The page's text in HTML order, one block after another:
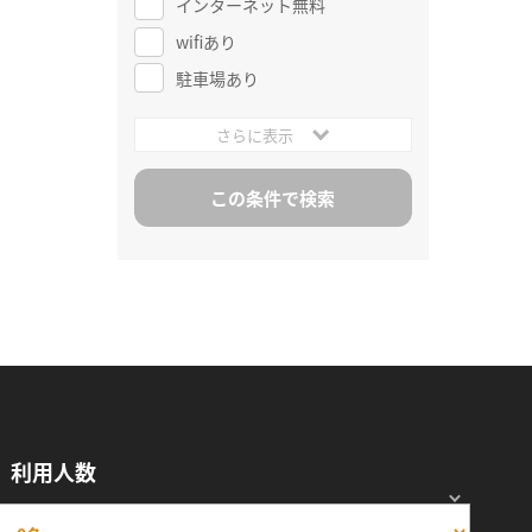
wifiあり
駐車場あり
さらに表示
利用人数